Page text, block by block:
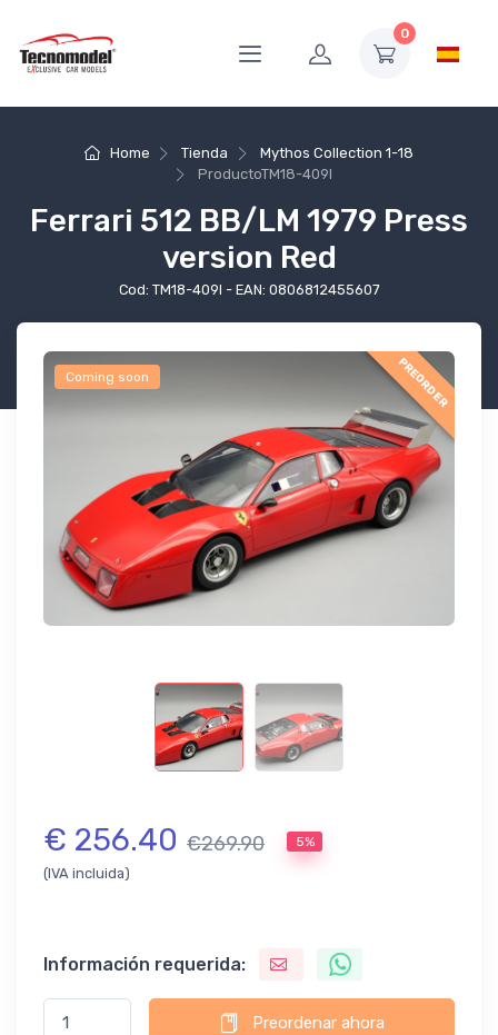
0
Home Tienda
Mythos Collection 1-18
ProductoTM18-409I
Ferrari 512 BB/LM 1979 Press
version Red
Cod: TM18-409I - EAN: 0806812455607
Coming soon PREORDER
€ 256.40 €269.90 5%
(IVA incluida)
Información requerida:
Preordenar ahora